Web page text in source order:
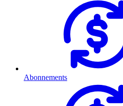
Abonnements